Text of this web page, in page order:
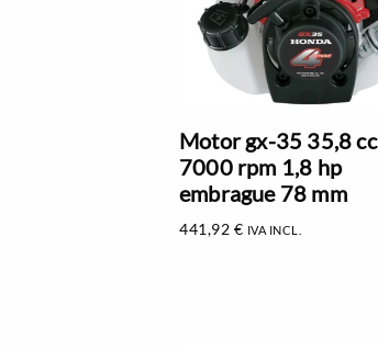
Motor gx-35 35,8 cc
7000 rpm 1,8 hp
embrague 78 mm
441,92 € IVA INCL.